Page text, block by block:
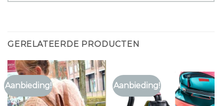
GERELATEERDE PRODUCTEN
Aanbieding! Aanbieding!